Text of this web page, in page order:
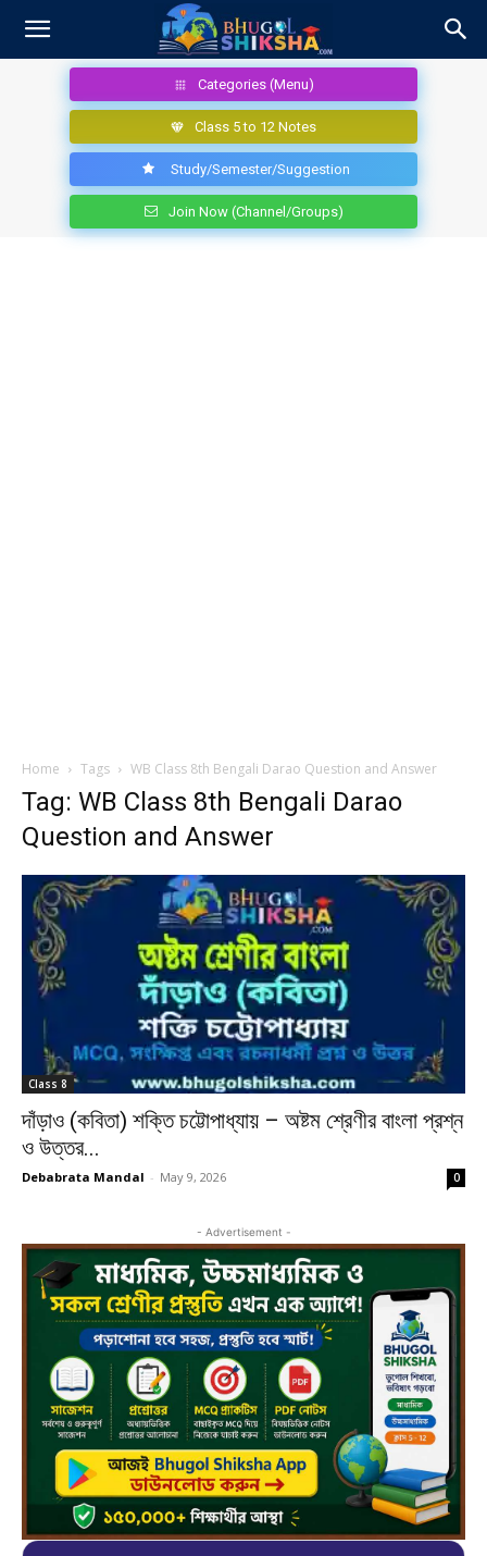
Categories (Menu)
Class 5 to 12 Notes
Study/Semester/Suggestion
Join Now (Channel/Groups)
Home Tags WB Class 8th Bengali Darao Question and Answer
Tag: WB Class 8th Bengali Darao
Question and Answer
Class 8
দাঁড়াও (কবিতা) শক্তি চট্টোপাধ্যায় – অষ্টম শ্রেণীর বাংলা প্রশ্ন
ও উত্তর...
Debabrata Mandal - May 9, 2026 0
- Advertisement -